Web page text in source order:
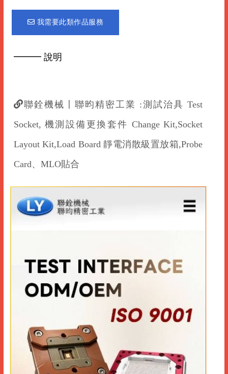
我需要此類作品服務
━━━ 說明
聯銓機械〡聯昀精密工業 :測試治具 Test
Socket, 機測設備更換套件 Change Kit,Socket
Layout Kit,Load Board 靜電消散級置放箱 ,Probe
Card、MLO貼合